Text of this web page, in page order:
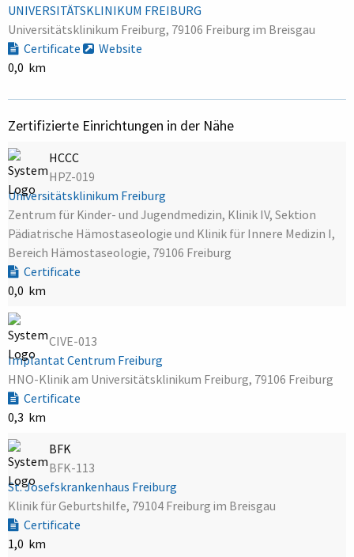
UNIVERSITÄTSKLINIKUM FREIBURG
Universitätsklinikum Freiburg, 79106 Freiburg im Breisgau
Certificate
Website
0,0 km
Zertifizierte Einrichtungen in der Nähe
HCCC
HPZ-019
Universitätsklinikum Freiburg
Zentrum für Kinder- und Jugendmedizin, Klinik IV, Sektion
Pädiatrische Hämostaseologie und Klinik für Innere Medizin I,
Bereich Hämostaseologie, 79106 Freiburg
Certificate
0,0 km
CIVE-013
Implantat Centrum Freiburg
HNO-Klinik am Universitätsklinikum Freiburg, 79106 Freiburg
Certificate
0,3 km
BFK
BFK-113
St. Josefskrankenhaus Freiburg
Klinik für Geburtshilfe, 79104 Freiburg im Breisgau
Certificate
1,0 km